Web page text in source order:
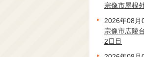
宗像市屋根
2026年08月
宗像市広陵
2日目